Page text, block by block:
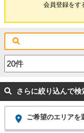
会員登録をす
さらに絞り込んで検
ご希望のエリアを